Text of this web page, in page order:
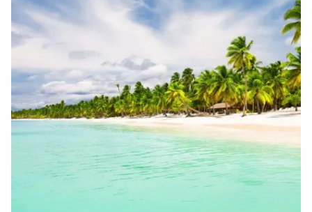
Продължете с имейл